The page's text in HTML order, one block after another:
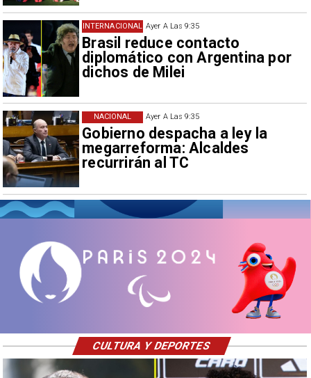
Ayer A Las 9:35
Brasil reduce contacto
diplomático con Argentina por
dichos de Milei
INTERNACIONAL
Ayer A Las 9:35
Gobierno despacha a ley la
megarreforma: Alcaldes
recurrirán al TC
NACIONAL
CULTURA Y DEPORTES